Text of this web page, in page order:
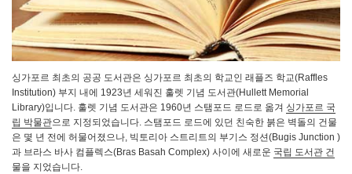
싱가포르 최초의 공공 도서관은 싱가포르 최초의 학교인 래플즈 학교(Raffles
Institution) 부지 내에 1923년 세워진 훌렛 기념 도서관(Hullett Memorial
Library)입니다. 훌렛 기념 도서관은 1960년 스탬포드 로드로 옮겨 싱가포르 국
립 박물관으로 지정되었습니다. 스탬포드 로드에 있던 친숙한 붉은 벽돌의 건물
은 몇 년 전에 허물어졌으나, 빅토리아 스트리트의 부기스 정션(Bugis Junction )
과 브라스 바사 컴플렉스(Bras Basah Complex) 사이에 새로운 국립 도서관 건
물을 지었습니다.